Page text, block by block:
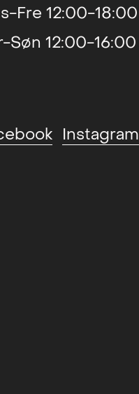
Fre 12:00-18:00
Søn 12:00-16:00
Instagram